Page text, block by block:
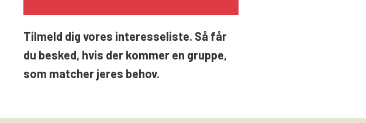
Tilmeld dig vores interesseliste. Så får
du besked, hvis der kommer en gruppe,
som matcher jeres behov.